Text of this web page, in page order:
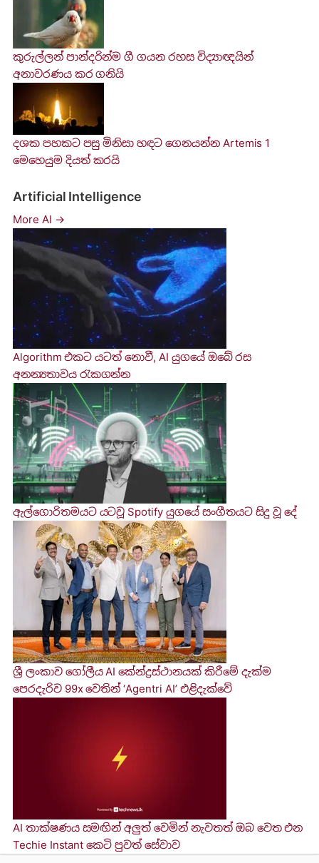
කුරුල්ලන් පාන්දරින්ම ගී ගයන රහස විද්‍යාඥයින්
අනාවරණය කර ගනියි
දශක පහකට පසු මිනිසා හඳට ගෙනයන්න Artemis 1
මෙහෙයුම දියත් කරයි
Artificial Intelligence
More AI →
Algorithm එකට යටත් නොවී, AI යුගයේ ඔබේ රස
අනන්‍යතාවය රැකගන්න
ඇල්ගොරිතමයට යටවූ Spotify යුගයේ සංගීතයට සිදු වූ දේ
ශ්‍රී ලංකාව ගෝලීය AI කේන්ද්‍රස්ථානයක් කිරීමේ දැක්ම
පෙරදැරිව 99x වෙතින් ‘Agentri AI’ එළිදැක්වේ
AI තාක්ෂණය සමඟින් අලුත් වෙමින් නැවතත් ඔබ වෙත එන
Techie Instant කෙටි පුවත් සේවාව